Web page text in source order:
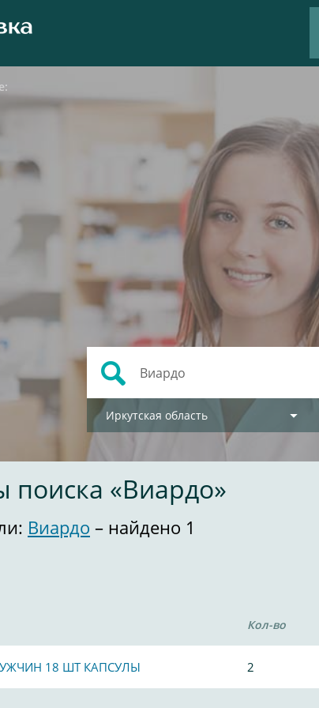
Иркутская область
поиска «Виардо»
Виардо – найдено 1
Кол-во
18 ШТ КАПСУЛЫ 2